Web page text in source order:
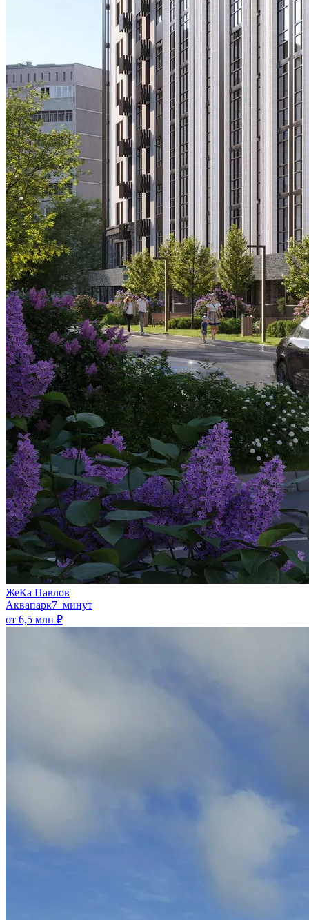
ЖеКа Павлов
Аквапарк7 минут
от 6,5 млн ₽